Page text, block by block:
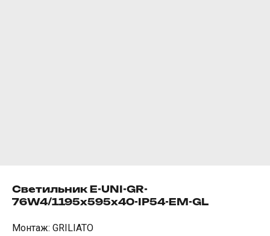
Светильник E-UNI-GR-
76W4/1195х595х40-IP54-EM-GL
Монтаж: GRILIATO